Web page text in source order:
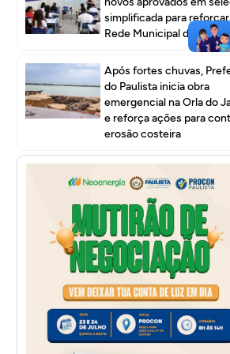
simplificada para
Rede Municipal de Ensino
Após fortes chuvas,
do Paulista inicia obra
emergencial na Orla do
e reforça ações para
erosão costeira